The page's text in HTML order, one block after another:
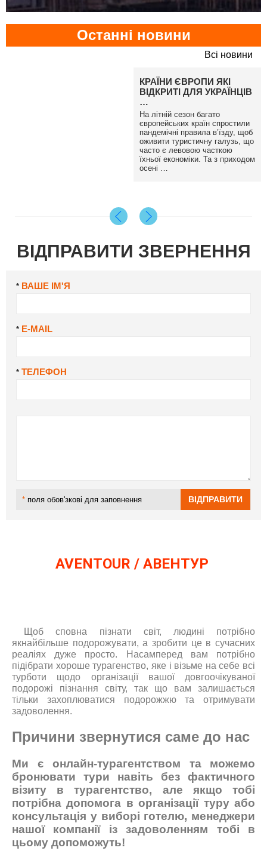
Останні новини
Всі новини
КРАЇНИ ЄВРОПИ ЯКІ
ВІДКРИТІ ДЛЯ УКРАЇНЦІВ
…
На літній сезон багато
європейських країн спростили
пандемічні правила в’їзду, щоб
оживити туристичну галузь, що
часто є левовою часткою
їхньої економіки. Та з приходом
осені …
ВІДПРАВИТИ ЗВЕРНЕННЯ
* ВАШЕ ІМ'Я
* E-MAIL
* ТЕЛЕФОН
* поля обов'зкові для заповнення
AVENTOUR / АВЕНТУР
Щоб сповна пізнати світ, людині потрібно
якнайбільше подорожувати, а зробити це в сучасних
реаліях дуже просто. Насамперед вам потрібно
підібрати хороше турагенство, яке і візьме на себе всі
турботи щодо організації вашої довгоочікуваної
подорожі пізнання світу, так що вам залишається
тільки захоплюватися подорожжю та отримувати
задоволення.
Причини звернутися саме до нас
Ми є онлайн-турагентством та можемо
бронювати тури навіть без фактичного
візиту в турагентство, але якщо тобі
потрібна допомога в організації туру або
консультація у виборі готелю, менеджери
нашої компанії із задоволенням тобі в
цьому допоможуть!
*ТЕЛЕФОН
ДЕ ПРОЖИВАЄТЕ
поля обов'язкові для
заповнення